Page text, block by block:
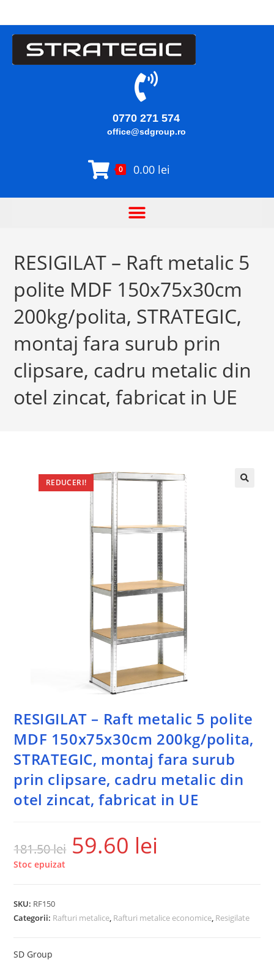
0770 271 574
office@sdgroup.ro
0 0.00 lei
RESIGILAT – Raft metalic 5
polite MDF 150x75x30cm
200kg/polita, STRATEGIC,
montaj fara surub prin
clipsare, cadru metalic din
otel zincat, fabricat in UE
REDUCERI!
RESIGILAT – Raft metalic 5 polite
MDF 150x75x30cm 200kg/polita,
STRATEGIC, montaj fara surub
prin clipsare, cadru metalic din
otel zincat, fabricat in UE
181.50lei 59.60 lei
Stoc epuizat
SKU: RF150
Categorii: Rafturi metalice, Rafturi metalice economice, Resigilate
SD Group